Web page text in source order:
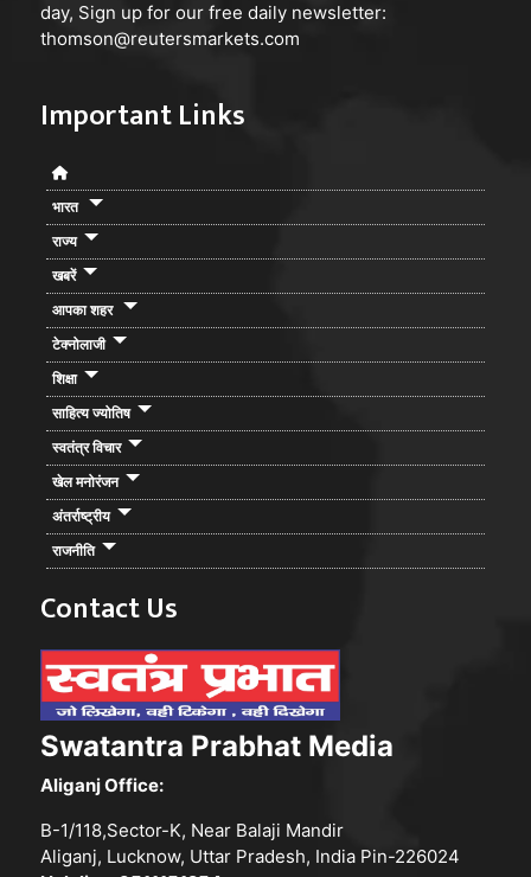
day, Sign up for our free daily newsletter:
thomson@reutersmarkets.com
Important Links
भारत
राज्य
खबरें
आपका शहर
टेक्नोलाजी
शिक्षा
साहित्य ज्योतिष
स्वतंत्र विचार
खेल मनोरंजन
अंतर्राष्ट्रीय
राजनीति
Contact Us
Swatantra Prabhat Media
Aliganj Office:
B-1/118,Sector-K, Near Balaji Mandir
Aliganj, Lucknow, Uttar Pradesh, India Pin-226024